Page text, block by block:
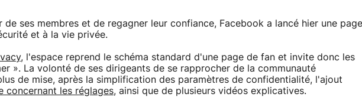
de ses membres et de regagner leur confiance, Facebook a lancé hier une page
et à la vie privée.
, l'espace reprend le schéma standard d'une page de fan et invite donc les
». La volonté de ses dirigeants de se rapprocher de la communauté
de mise, après la simplification des paramètres de confidentialité, l'ajout
concernant les réglages, ainsi que de plusieurs vidéos explicatives.